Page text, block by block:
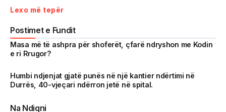
treguar realitetin pa çensurë. Fokus i punës sonë janë
ngjarjet e aktualitetit, problematikat sociale, denoncimet
qytetare dhe zhvillimet që prekin drejtpërdrejt jetën e
përditshme të shqiptarëve.
arritura në një kohë shumë të shkurtër, Vrojtuesit është
kthyer në një zë të fortë informimi dhe një pasqyrë reale të
Lexo më tepër
Postimet e Fundit
Masa më të ashpra për shoferët, çfarë ndryshon me Kodin
e ri Rrugor?
Humbi ndjenjat gjatë punës në një kantier ndërtimi në
Durrës, 40-vjeçari ndërron jetë në spital.
Na Ndiqni